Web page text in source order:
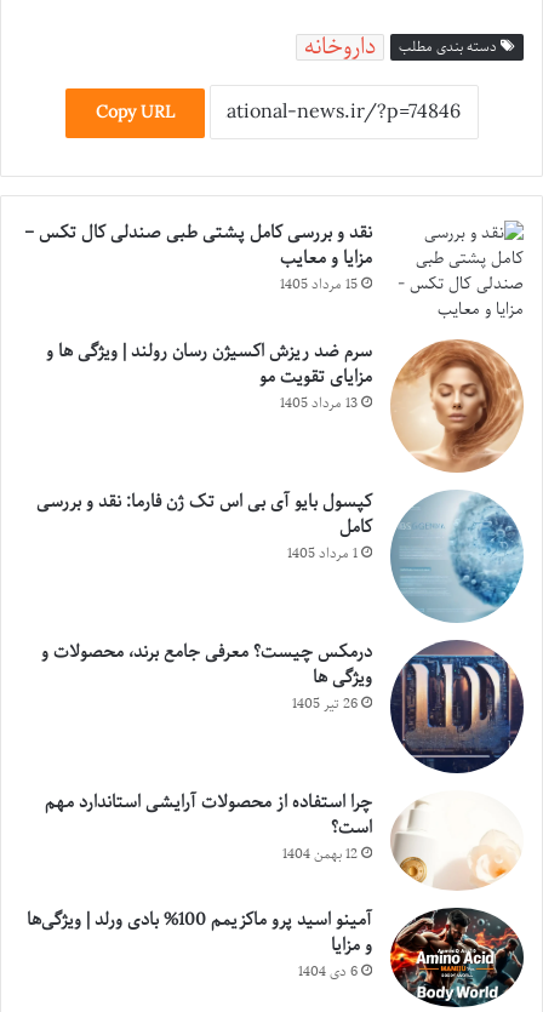
دسته بندی مطلب داروخانه
Copy URL
نقد و بررسی کامل پشتی طبی صندلی کال تکس –
مزایا و معایب
15 مرداد 1405
سرم ضد ریزش اکسیژن رسان رولند | ویژگی ها و
مزایای تقویت مو
13 مرداد 1405
کپسول بایو آی بی اس تک ژن فارما: نقد و بررسی
کامل
1 مرداد 1405
درمکس چیست؟ معرفی جامع برند، محصولات و
ویژگی ها
26 تیر 1405
چرا استفاده از محصولات آرایشی استاندارد مهم
است؟
12 بهمن 1404
آمینو اسید پرو ماکزیمم 100% بادی ورلد | ویژگی‌ها
و مزایا
6 دی 1404